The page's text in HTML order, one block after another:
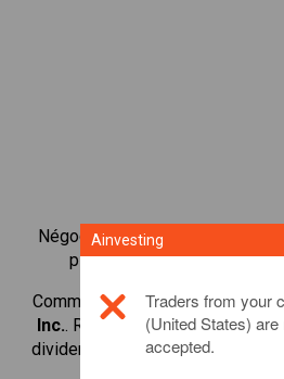
Négocier plus de 1 000 actions
plateforme de négociation
Commencer à négocier les CFD
Inc.. Recevoir des cotes en
dividendes comme si vous
Ainvesting
Traders from your
(United States) are
accepted.